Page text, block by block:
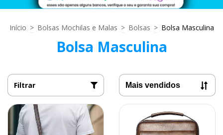
Início > Bolsas Mochilas e Malas > Bolsas > Bolsa Masculina
Bolsa Masculina
Filtrar